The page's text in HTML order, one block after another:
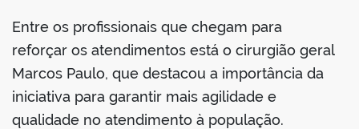
Entre os profissionais que chegam para
reforçar os atendimentos está o cirurgião geral
Marcos Paulo, que destacou a importância da
iniciativa para garantir mais agilidade e
qualidade no atendimento à população.